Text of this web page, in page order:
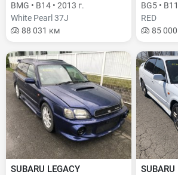
BMG • B14 • 2013 г.
White Pearl 37J
88 031 км
BG5 •
RED
85
SUBARU LEGACY SUBARU